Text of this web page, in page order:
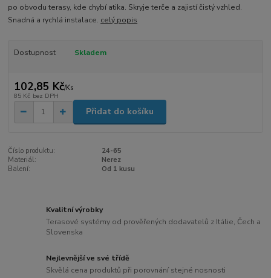
po obvodu terasy, kde chybí atika. Skryje terče a zajistí čistý vzhled.
Snadná a rychlá instalace. celý popis
Dostupnost Skladem
102,85 Kč/Ks
85 Kč bez DPH
Přidat do košíku
Číslo produktu:
24-65
Materiál:
Nerez
Balení:
Od 1 kusu
Kvalitní výrobky
Terasové systémy od prověřených dodavatelů z Itálie, Čech a
Slovenska
Nejlevnější ve své třídě
Skvělá cena produktů při porovnání stejné nosnosti